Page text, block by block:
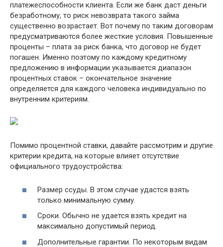
платежеспособности клиента. Если же банк даст деньги
безработному, то риск невозврата такого займа
существенно возрастает. Вот почему по таким договорам
предусматриваются более жесткие условия. Повышенные
проценты – плата за риск банка, что договор не будет
погашен. Именно поэтому по каждому кредитному
предложению в информации указывается диапазон
процентных ставок – окончательное значение
определяется для каждого человека индивидуально по
внутренним критериям.
Помимо процентной ставки, давайте рассмотрим и другие
критерии кредита, на которые влияет отсутствие
официального трудоустройства:
Размер ссуды. В этом случае удастся взять
только минимальную сумму.
Сроки. Обычно не удается взять кредит на
максимально допустимый период.
Дополнительные гарантии. По некоторым видам